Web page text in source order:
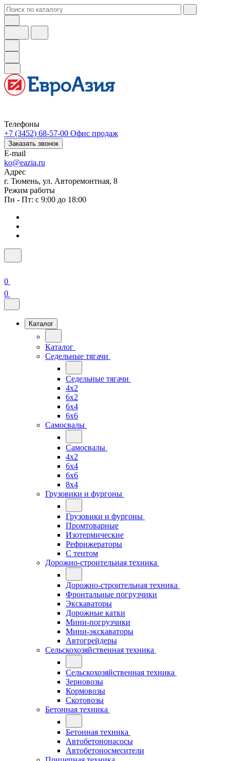
Телефоны
+7 (3452) 68-57-00 Офис продаж
Заказать звонок
E-mail
ko@eazia.ru
Адрес
г. Тюмень, ул. Авторемонтная, 8
Режим работы
Пн - Пт: с 9:00 до 18:00
0
0
Каталог
Каталог
Седельные тягачи
Седельные тягачи
4x2
6x2
6x4
6x6
Самосвалы
Самосвалы
4x2
6x4
6x6
8x4
Грузовики и фургоны
Грузовики и фургоны
Промтоварные
Изотермические
Рефрижераторы
С тентом
Дорожно-строительная техника
Дорожно-строительная техника
Фронтальные погрузчики
Экскаваторы
Дорожные катки
Мини-погрузчики
Мини-экскаваторы
Автогрейдеры
Сельскохозяйственная техника
Сельскохозяйственная техника
Зерновозы
Кормовозы
Скотовозы
Бетонная техника
Бетонная техника
Автобетононасосы
Автобетоносмесители